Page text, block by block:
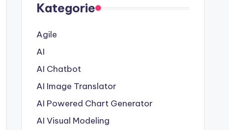
Kategorie
Agile
AI
AI Chatbot
AI Image Translator
AI Powered Chart Generator
AI Visual Modeling